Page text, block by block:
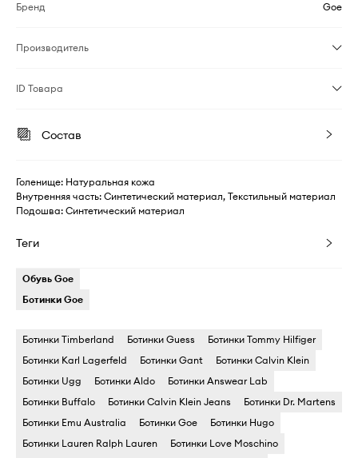
Бренд Goe
Производитель
ID Товара
Состав
Голенище: Натуральная кожа
Внутренняя часть: Синтетический материал, Текстильный материал
Подошва: Синтетический материал
Теги
Обувь Goe
Ботинки Goe
Ботинки Timberland Ботинки Guess
Ботинки Tommy Hilfiger
Ботинки Karl Lagerfeld
Ботинки Gant
Ботинки Calvin Klein
Ботинки Ugg
Ботинки Aldo
Ботинки Answear Lab
Ботинки Buffalo
Ботинки Calvin Klein Jeans
Ботинки Dr. Martens
Ботинки Emu Australia
Ботинки Goe
Ботинки Hugo
Ботинки Lauren Ralph Lauren
Ботинки Love Moschino